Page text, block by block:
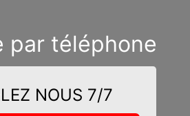
par téléphone
NOUS 7/7